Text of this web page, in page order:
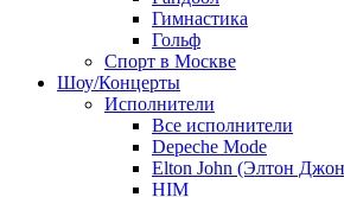
Гимнастика
Гольф
Спорт в Москве
Шоу/Концерты
Исполнители
Все исполнители
Depeche Mode
Elton John (Элтон
HIM